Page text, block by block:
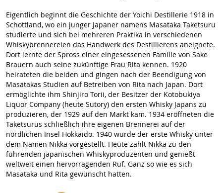
Eigentlich beginnt die Geschichte der Yoichi Destillerie 1918 in
Schottland, wo ein junger Japaner namens Masataka Taketsuru
studierte und sich bei mehreren Praktika in verschiedenen
Whiskybrennereien das Handwerk des Destillierens aneignete.
Dort lernte der Spross einer eingesessenen Familie von Sake
Brauern auch seine zukünftige Frau Rita kennen. 1920
heirateten die beiden und gingen nach der Beendigung von
Masatakas Studien auf Betreiben von Rita nach Japan. Dort
ermöglichte ihm Shinjiro Torii, der Besitzer der Kotobukiya
Liquor Company (heute Sutory) den ersten Whisky Japans zu
produzieren, der 1929 auf den Markt kam. 1934 eröffneten die
Taketsurus schließlich ihre eigenen Brennerei auf der
nördlichen Insel Hokkaido. 1940 wurde der erste Whisky unter
dem Namen Nikka vorgestellt. Heute zählt Nikka zu den
führenden japanischen Whiskyproduzenten und genießt
weltweit einen hervorragenden Ruf. Ganz so wie es sich
Masataka und Rita gewünscht hatten.